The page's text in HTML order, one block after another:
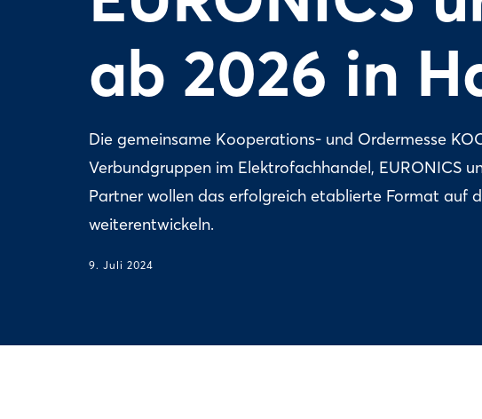
ab 2026 in
Die gemeinsame Kooperations- und Ordermesse
Verbundgruppen im Elektrofachhandel, EURONICS
Partner wollen das erfolgreich etablierte Format auf
weiterentwickeln.
9. Juli 2024